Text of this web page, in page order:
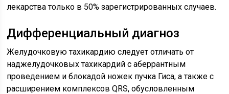
лекарства только в 50% зарегистрированных случаев.
Дифференциальный диагноз
Желудочковую тахикардию следует отличать от
наджелудочковых тахикардий с аберрантным
проведением и блокадой ножек пучка Гиса, а также с
расширением комплексов QRS, обусловленным